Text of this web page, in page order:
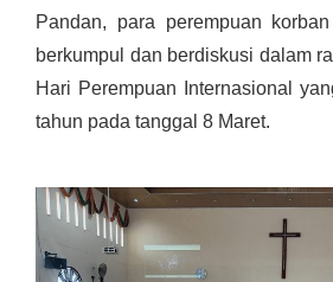
Pandan, para perempuan
berkumpul dan berdiskusi dalam
Hari Perempuan Internasional
tahun pada tanggal 8 Maret.